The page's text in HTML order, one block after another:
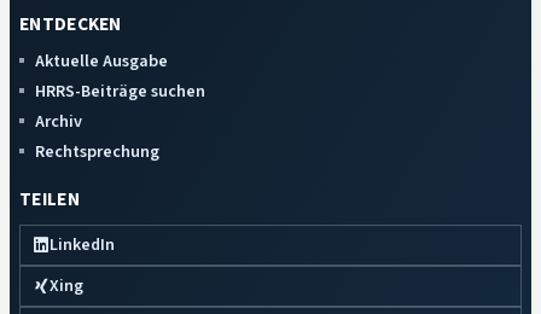
ENTDECKEN
Aktuelle Ausgabe
HRRS-Beiträge suchen
Archiv
Rechtsprechung
TEILEN
LinkedIn
Xing